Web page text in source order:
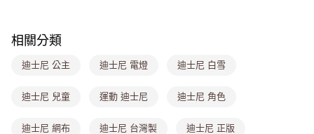
【大哥付你分期使用說明】
1.本服務由台灣大哥大提供，台灣大哥大用戶可立即使用無須另外申請。
2.付款方式選擇「大哥付你分期」，訂單成立後會自動跳轉到大哥付的交易
3.實際核准額度、可分期數及費用金額請依後續交易確認頁面所載為準。
消。如遇「轉專審核」未通過狀況，表示未達大哥付你分期系統評分，恕無
ATM付款
全家取貨付款
每筆NT$80，滿NT$1,000(含以上)免運費
相關分類
迪士尼 公主 迪士尼 電燈 迪士尼 白雪
迪士尼 兒童 運動 迪士尼 迪士尼 角色
迪士尼 網布 迪士尼 台灣製 迪士尼 正版